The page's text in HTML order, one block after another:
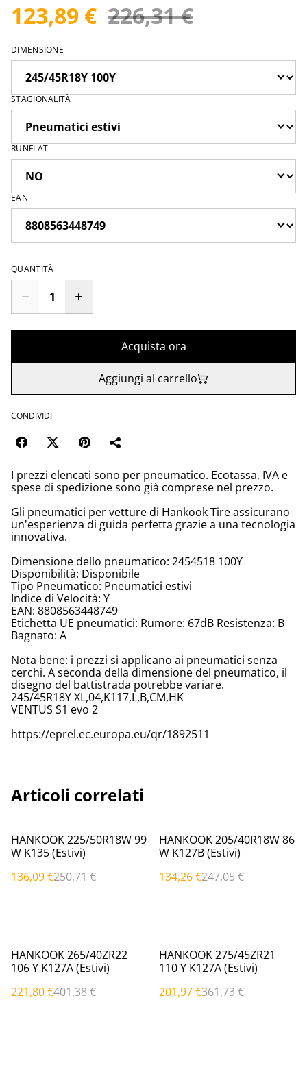
123,89 € 226,31 €
DIMENSIONE
STAGIONALITÀ
RUNFLAT
EAN
QUANTITÀ
Acquista ora
Aggiungi al carrello
CONDIVIDI
I prezzi elencati sono per pneumatico. Ecotassa, IVA e
spese di spedizione sono già comprese nel prezzo.
Gli pneumatici per vetture di Hankook Tire assicurano
un'esperienza di guida perfetta grazie a una tecnologia
innovativa.
Dimensione dello pneumatico: 2454518 100Y
Disponibilità: Disponibile
Tipo Pneumatico: Pneumatici estivi
Indice di Velocità: Y
EAN: 8808563448749
Etichetta UE pneumatici: Rumore: 67dB Resistenza: B
Bagnato: A
Nota bene: i prezzi si applicano ai pneumatici senza
cerchi. A seconda della dimensione del pneumatico, il
disegno del battistrada potrebbe variare.
245/45R18Y XL,04,K117,L,B,CM,HK
VENTUS S1 evo 2
https://eprel.ec.europa.eu/qr/1892511
Articoli correlati
%
HANKOOK 225/50R18W 99
W K135 (Estivi)
136,09 €250,71 €
%
HANKOOK 205/40R18W 86
W K127B (Estivi)
134,26 €247,05 €
%
HANKOOK 265/40ZR22
106 Y K127A (Estivi)
221,80 €401,38 €
%
HANKOOK 275/45ZR21
110 Y K127A (Estivi)
201,97 €361,73 €